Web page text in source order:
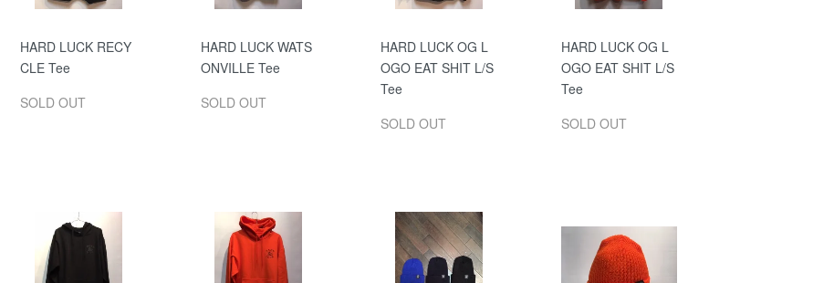
HARD LUCK RECY
CLE Tee
SOLD OUT
HARD LUCK WATS
ONVILLE Tee
SOLD OUT
HARD LUCK OG L
OGO EAT SHIT L/S
Tee
SOLD OUT
HARD LUCK OG L
OGO EAT SHIT L/S
Tee
SOLD OUT